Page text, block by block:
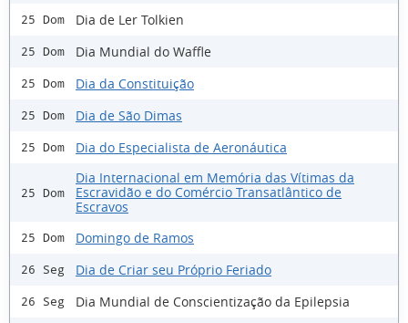
25 Dom Dia de Ler Tolkien
25 Dom Dia Mundial do Waffle
25 Dom Dia da Constituição
25 Dom Dia de São Dimas
25 Dom Dia do Especialista de Aeronáutica
25 Dom
Dia Internacional em Memória das Vítimas da
Escravidão e do Comércio Transatlântico de
Escravos
25 Dom Domingo de Ramos
26 Seg Dia de Criar seu Próprio Feriado
26 Seg Dia Mundial de Conscientização da Epilepsia